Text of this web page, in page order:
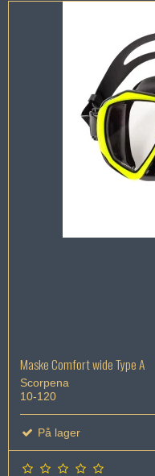
Maske Comfort wide Type A
Scorpena
10-120
På lager